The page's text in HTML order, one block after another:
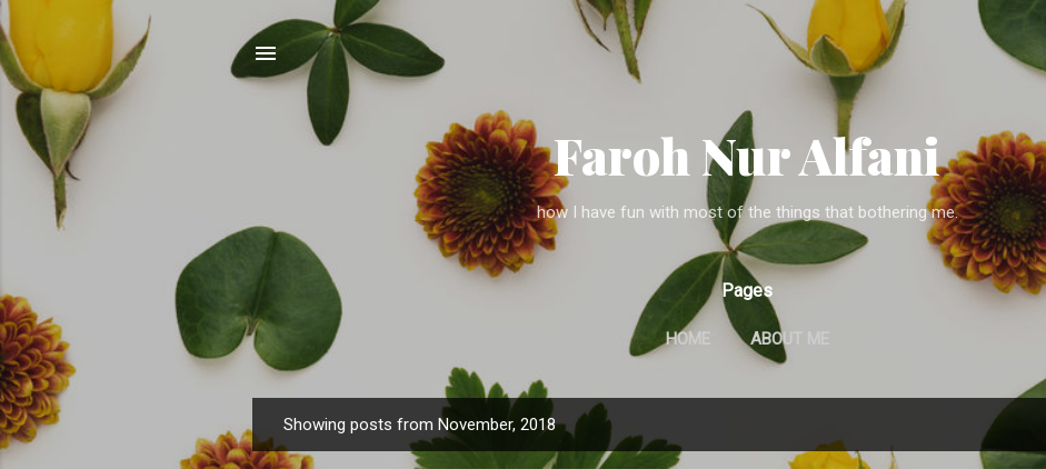
Skip to main content
Faroh Nur Alfani
how I have fun with most of the things that bothering me.
Pages
HOME ABOUT ME
P
o
Showing posts from November, 2018